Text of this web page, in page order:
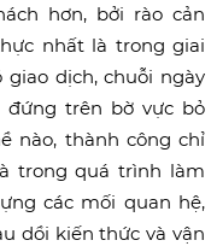
hơn, bởi rào cản
nhất là trong giai
giao dịch, chuỗi ngày
trên bờ vực bỏ
nào, thành công chỉ
trong quá trình làm
các mối quan hệ,
dồi kiến thức và vận